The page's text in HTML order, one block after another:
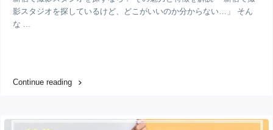
影スタジオを探しているけど、どこがいいのか分からない…」 そん
な ...
Continue reading